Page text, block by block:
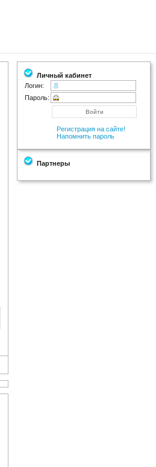
Личный кабинет
Логин:
Пароль:
Регистрация на сайте!
Напомнить пароль
Партнеры